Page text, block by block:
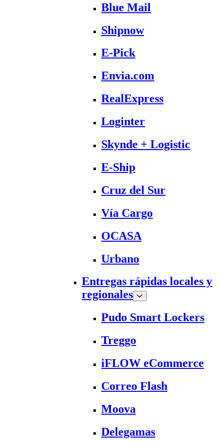
Blue Mail
Shipnow
E-Pick
Envia.com
RealExpress
Loginter
Skynde + Logistic
E-Ship
Cruz del Sur
Vía Cargo
OCASA
Urbano
Entregas rápidas locales y
regionales
Pudo Smart Lockers
Treggo
iFLOW eCommerce
Correo Flash
Moova
Delegamas